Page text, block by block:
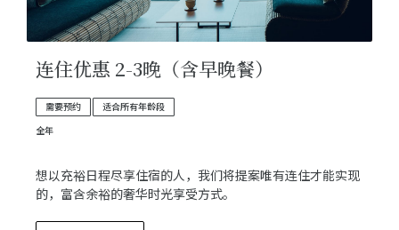
连住优惠 2-3晚（含早晚餐）
需要预约
适合所有年龄段
全年
想以充裕日程尽享住宿的人，我们将提案唯有连住才能实现
的，富含余裕的奢华时光享受方式。